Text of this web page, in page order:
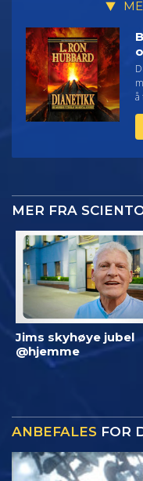
å
MER FRA
Jims skyhøye jubel
@hjemme
ANBEFALES FOR